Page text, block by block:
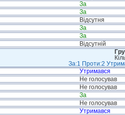
За
За
Відсутня
За
За
Відсутній
За:1 Проти:2
Утримався
Не голосував
Не голосував
За
Не голосував
Утримався